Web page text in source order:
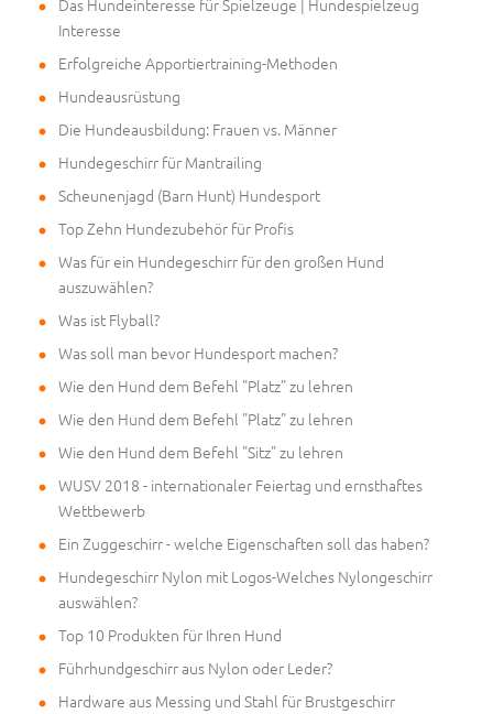
Das Hundeinteresse für Spielzeuge | Hundespielzeug
Interesse
Erfolgreiche Apportiertraining-Methoden
Hundeausrüstung
Die Hundeausbildung: Frauen vs. Männer
Hundegeschirr für Mantrailing
Scheunenjagd (Barn Hunt) Hundesport
Top Zehn Hundezubehör für Profis
Was für ein Hundegeschirr für den großen Hund
auszuwählen?
Was ist Flyball?
Was soll man bevor Hundesport machen?
Wie den Hund dem Befehl "Platz" zu lehren
Wie den Hund dem Befehl "Platz" zu lehren
Wie den Hund dem Befehl "Sitz" zu lehren
WUSV 2018 - internationaler Feiertag und ernsthaftes
Wettbewerb
Ein Zuggeschirr - welche Eigenschaften soll das haben?
Hundegeschirr Nylon mit Logos-Welches Nylongeschirr
auswählen?
Top 10 Produkten für Ihren Hund
Führhundgeschirr aus Nylon oder Leder?
Hardware aus Messing und Stahl für Brustgeschirr